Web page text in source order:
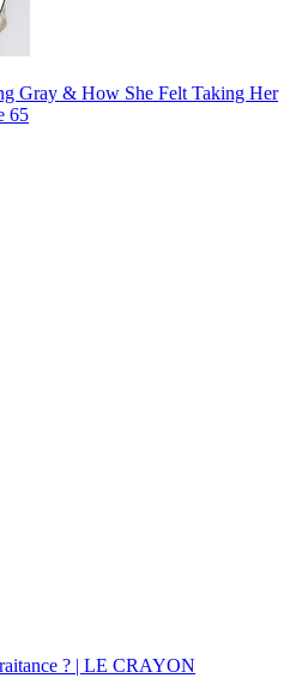
Gray & How She Felt Taking Her
65
? | LE CRAYON